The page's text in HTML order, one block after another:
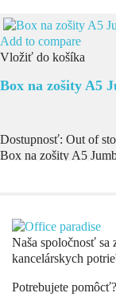
Add to compare
Vložiť do košíka
Box na zošity A5
Dostupnosť: Out of
Box na zošity A5
Naša spoločnosť sa
kancelárskych
Potrebujete pomôcť?